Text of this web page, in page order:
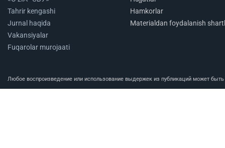
Tahrir kengashi
Jurnal haqida
Vakansiyalar
Fuqarolar murojaati
Hamkorlar
Materialdan foydalanish
Любое воспроизведение или использование выдержек из публикаций может